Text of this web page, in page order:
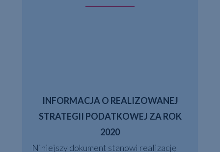
INFORMACJA O REALIZOWANEJ
STRATEGII PODATKOWEJ ZA ROK
2020
Niniejszy dokument stanowi realizację